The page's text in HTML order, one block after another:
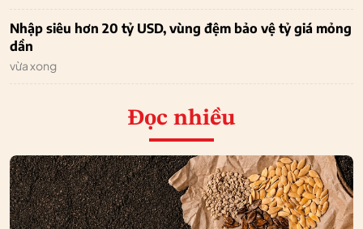
Nhập siêu hơn 20 tỷ USD, vùng đệm bảo vệ tỷ giá mỏng
dần
vừa xong
Đọc nhiều